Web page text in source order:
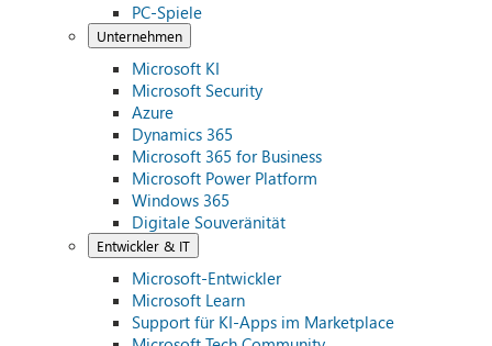
PC-Spiele
Unternehmen
Microsoft KI
Microsoft Security
Azure
Dynamics 365
Microsoft 365 for Business
Microsoft Power Platform
Windows 365
Digitale Souveränität
Entwickler & IT
Microsoft-Entwickler
Microsoft Learn
Support für KI-Apps im Marketplace